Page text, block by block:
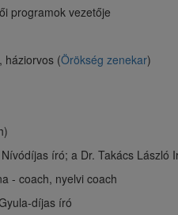
programok vezetője
háziorvos (Örökség zenekar)
író; a Dr. Takács László
- coach, nyelvi coach
díjas író